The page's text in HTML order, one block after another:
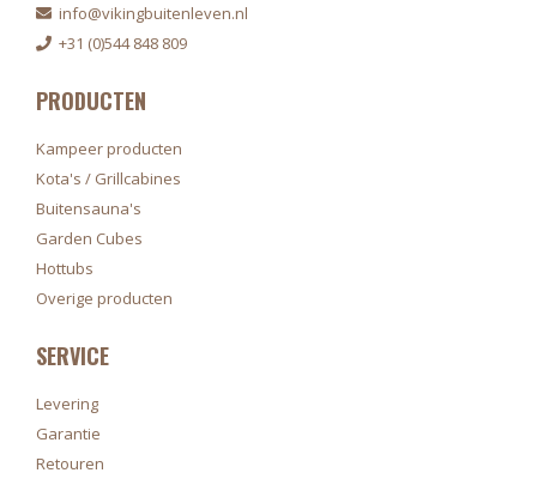
info@vikingbuitenleven.nl
+31 (0)544 848 809
PRODUCTEN
Kampeer producten
Kota's / Grillcabines
Buitensauna's
Garden Cubes
Hottubs
Overige producten
SERVICE
Levering
Garantie
Retouren